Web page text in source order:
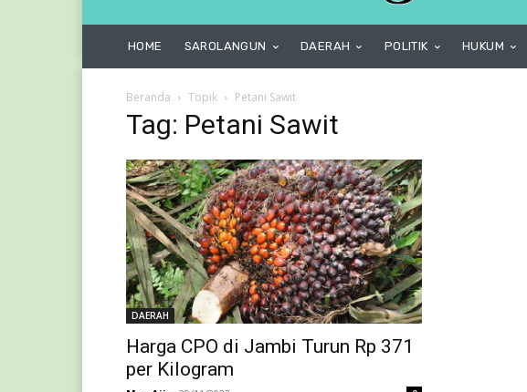
HOME SAROLANGUN DAERAH POLITIK HUKUM
Beranda Topik Petani Sawit
Tag: Petani Sawit
DAERAH
Harga CPO di Jambi Turun Rp 371
per Kilogram